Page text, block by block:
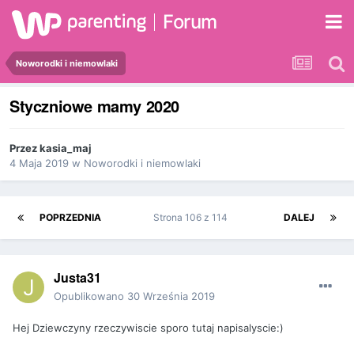
Forum
Noworodki i niemowlaki
Styczniowe mamy 2020
Przezkasia_maj
4 Maja 2019 w Noworodki i niemowlaki
POPRZEDNIA DALEJ
Strona 106 z 114
Justa31
Opublikowano 30 Września 2019
Hej Dziewczyny rzeczywiscie sporo tutaj napisalyscie:)